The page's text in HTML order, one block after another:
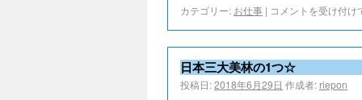
カテゴリー: お仕事 | コメントを受け付け
日本三大美林の1つ☆
投稿日:2018年6月29日 作成者: riepon